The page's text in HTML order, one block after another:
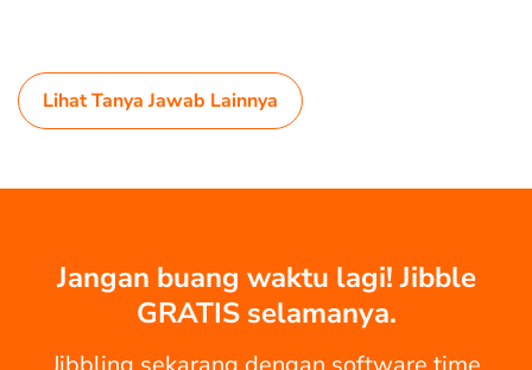
Lihat Tanya Jawab Lainnya
Jangan buang waktu lagi! Jibble
GRATIS selamanya.